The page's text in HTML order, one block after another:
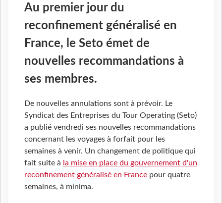
Au premier jour du
reconfinement généralisé en
France, le Seto émet de
nouvelles recommandations à
ses membres.
De nouvelles annulations sont à prévoir. Le
Syndicat des Entreprises du Tour Operating (Seto)
a publié vendredi ses nouvelles recommandations
concernant les voyages à forfait pour les
semaines à venir. Un changement de politique qui
fait suite à la mise en place du gouvernement d'un
reconfinement généralisé en France pour quatre
semaines, à minima.